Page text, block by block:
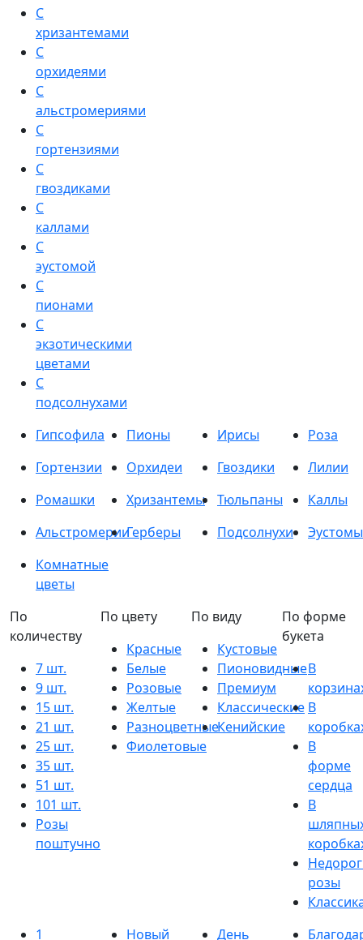
С
хризантемами
С
орхидеями
С
альстромериями
С
гортензиями
С
гвоздиками
С
каллами
С
эустомой
С
пионами
С
экзотическими
цветами
С
подсолнухами
Гипсофила
Пионы Ирисы
Роза
Гортензии
Орхидеи Гвоздики
Лилии
Ромашки
Хризантемы Тюльпаны
Каллы
АльстромерииГерберы Подсолнухи
Эустомы
Комнатные
цветы
По
количеству
7 шт.
9 шт.
15 шт.
21 шт.
25 шт.
35 шт.
51 шт.
101 шт.
Розы
поштучно
По цвету
Красные
Белые
Розовые
Желтые
Разноцветные
Фиолетовые
По виду
Кустовые
Пионовидные
Премиум
Классические
Кенийские
По форме
букета
В
В
В
форме
сердца
В
розы
1
Новый
День